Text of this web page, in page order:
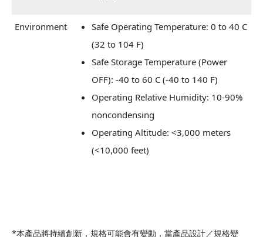
Environment
Safe Operating Temperature: 0 to 40 C
(32 to 104 F)
Safe Storage Temperature (Power
OFF): -40 to 60 C (-40 to 140 F)
Operating Relative Humidity: 10-90%
noncondensing
Operating Altitude: <3,000 meters
(<10,000 feet)
*本產品將持續創新，規格可能會有變動，當產品設計／規格變